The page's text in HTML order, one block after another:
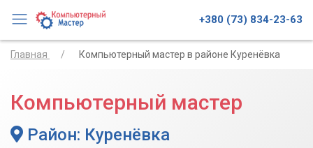
+380 (73) 834-23-63
Главная Компьютерный мастер в районе Куренёвка
Компьютерный мастер
Район: Куренёвка